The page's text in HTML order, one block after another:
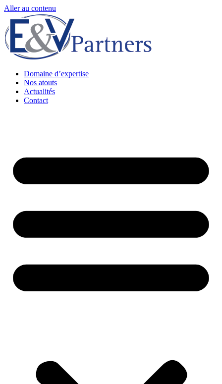
Aller au contenu
Domaine d’expertise
Nos atouts
Actualités
Contact